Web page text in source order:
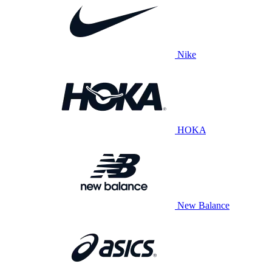
Nike
HOKA
New Balance